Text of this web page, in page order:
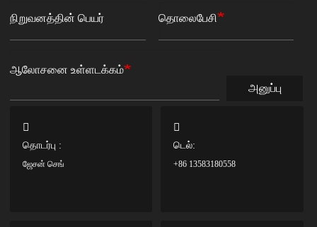
நிறுவனத்தின் பெயர் தொலைபேசி
ஆலோசனை உள்ளடக்கம்
அனுப்பு
தொடர்பு :
ஜேசன் செங்
டெல்:
+86 13583180558